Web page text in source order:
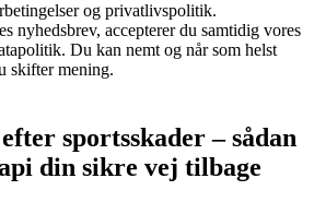
og privatlivspolitik.
nyhedsbrev, accepterer du samtidig vores
Du kan nemt og når som helst
skifter mening.
sportsskader – sådan
din sikre vej tilbage